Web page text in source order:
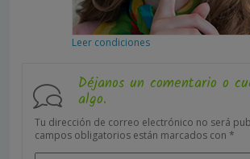
Leer condiciones
Déjanos un comentario o
algo.
Tu dirección de correo electrónico no será
campos obligatorios están marcados con *